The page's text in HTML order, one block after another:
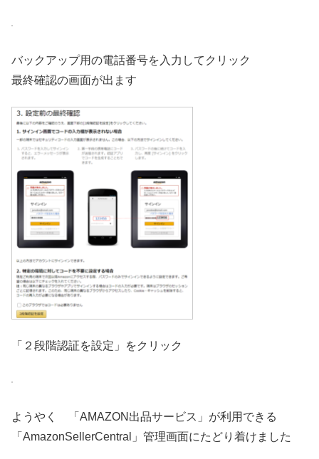
バックアップ用の電話番号を入力してクリック
最終確認の画面が出ます
「２段階認証を設定」をクリック
ようやく 「AMAZON出品サービス」が利用できる
「AmazonSellerCentral」管理画面にたどり着けました